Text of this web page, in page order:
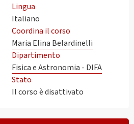
Lingua
Italiano
Coordina il corso
Maria Elina Belardinelli
Dipartimento
Fisica e Astronomia - DIFA
Stato
Il corso è disattivato